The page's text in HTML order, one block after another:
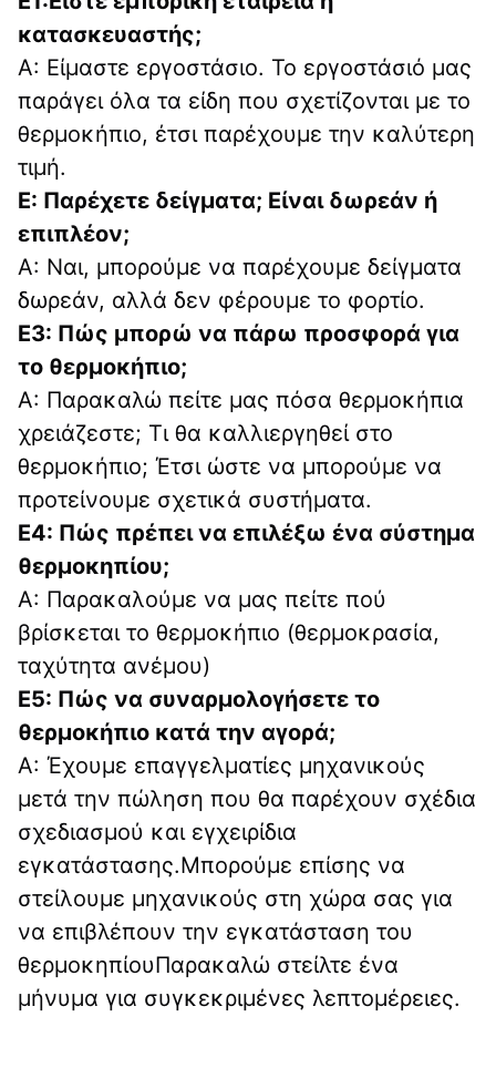
κατασκευαστής;
Α: Είμαστε εργοστάσιο. Το εργοστάσιό μας
παράγει όλα τα είδη που σχετίζονται με το
θερμοκήπιο, έτσι παρέχουμε την καλύτερη
τιμή.
Ε: Παρέχετε δείγματα; Είναι δωρεάν ή
επιπλέον;
Α: Ναι, μπορούμε να παρέχουμε δείγματα
δωρεάν, αλλά δεν φέρουμε το φορτίο.
Ε3: Πώς μπορώ να πάρω προσφορά για
το θερμοκήπιο;
Α: Παρακαλώ πείτε μας πόσα θερμοκήπια
χρειάζεστε; Τι θα καλλιεργηθεί στο
θερμοκήπιο; Έτσι ώστε να μπορούμε να
προτείνουμε σχετικά συστήματα.
Ε4: Πώς πρέπει να επιλέξω ένα σύστημα
θερμοκηπίου;
Α: Παρακαλούμε να μας πείτε πού
βρίσκεται το θερμοκήπιο (θερμοκρασία,
ταχύτητα ανέμου)
Ε5: Πώς να συναρμολογήσετε το
θερμοκήπιο κατά την αγορά;
Α: Έχουμε επαγγελματίες μηχανικούς
μετά την πώληση που θα παρέχουν σχέδια
σχεδιασμού και εγχειρίδια
εγκατάστασης.Μπορούμε επίσης να
στείλουμε μηχανικούς στη χώρα σας για
να επιβλέπουν την εγκατάσταση του
θερμοκηπίουΠαρακαλώ στείλτε ένα
μήνυμα για συγκεκριμένες λεπτομέρειες.